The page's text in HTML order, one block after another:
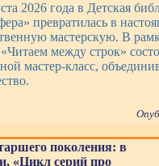
2026 года в Детская
превратилась в
мастерскую. В
между строк»
мастер-класс,
поколения: в
«Цикл серий про